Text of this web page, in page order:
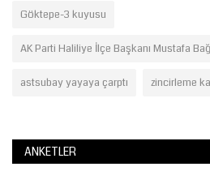
Göktepe-3 kuyusu
AK Parti Haliliye İlçe Başkanı Mustafa
astsubay yayaya çarptı zincirleme
ANKETLER